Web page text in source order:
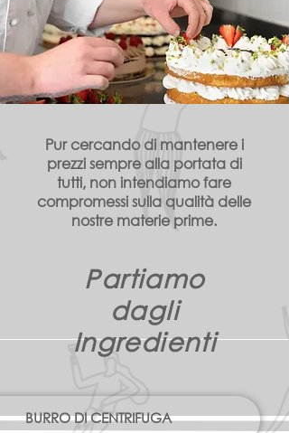
BURRO DI CENTRIFUGA
Partiamo
dagli
Ingredienti
Pur cercando di mantenere i
prezzi sempre alla portata di
tutti, non intendiamo fare
compromessi sulla qualità delle
nostre materie prime.